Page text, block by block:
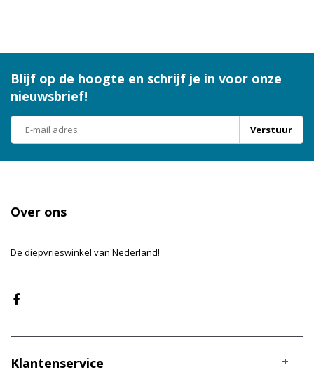
Blijf op de hoogte en schrijf je in voor onze
nieuwsbrief!
Verstuur
Over ons
De diepvrieswinkel van Nederland!
Klantenservice